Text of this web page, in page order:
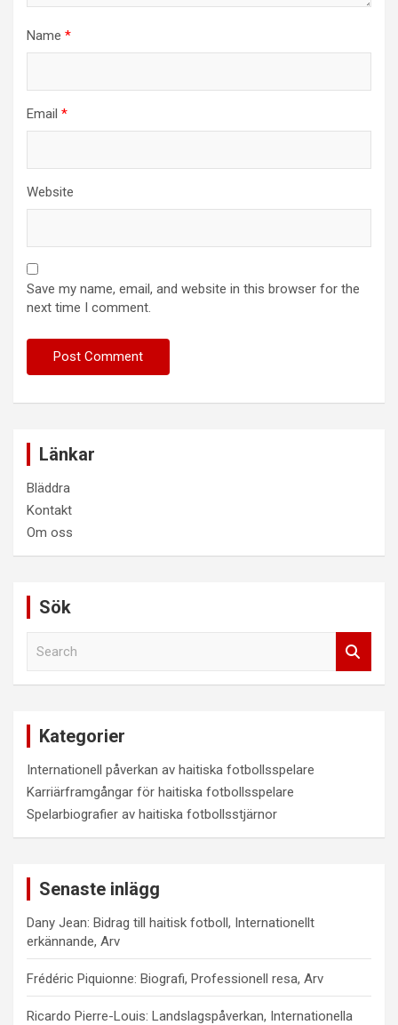
Name *
Email *
Website
Save my name, email, and website in this browser for the
next time I comment.
Länkar
Bläddra
Kontakt
Om oss
Sök
Kategorier
Internationell påverkan av haitiska fotbollsspelare
Karriärframgångar för haitiska fotbollsspelare
Spelarbiografier av haitiska fotbollsstjärnor
Senaste inlägg
Dany Jean: Bidrag till haitisk fotboll, Internationellt
erkännande, Arv
Frédéric Piquionne: Biografi, Professionell resa, Arv
Ricardo Pierre-Louis: Landslagspåverkan, Internationella